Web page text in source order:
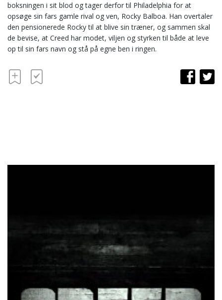
boksningen i sit blod og tager derfor til Philadelphia for at
opsøge sin fars gamle rival og ven, Rocky Balboa. Han overtaler
den pensionerede Rocky til at blive sin træner, og sammen skal
de bevise, at Creed har modet, viljen og styrken til både at leve
op til sin fars navn og stå på egne ben i ringen.